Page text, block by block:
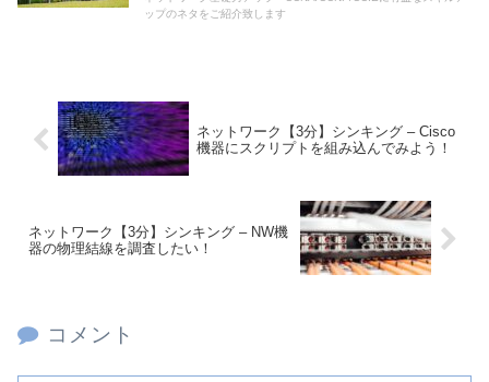
ップのネタをご紹介致します
ネットワーク【3分】シンキング – Cisco
機器にスクリプトを組み込んでみよう！
ネットワーク【3分】シンキング – NW機
器の物理結線を調査したい！
コメント